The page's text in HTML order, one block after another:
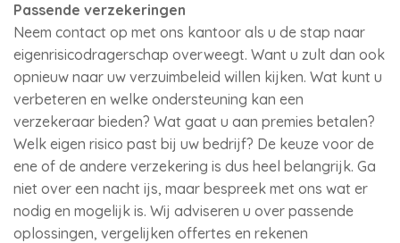
Passende verzekeringen
Neem contact op met ons kantoor als u de stap naar
eigenrisicodragerschap overweegt. Want u zult dan ook
opnieuw naar uw verzuimbeleid willen kijken. Wat kunt u
verbeteren en welke ondersteuning kan een
verzekeraar bieden? Wat gaat u aan premies betalen?
Welk eigen risico past bij uw bedrijf? De keuze voor de
ene of de andere verzekering is dus heel belangrijk. Ga
niet over een nacht ijs, maar bespreek met ons wat er
nodig en mogelijk is. Wij adviseren u over passende
oplossingen, vergelijken offertes en rekenen